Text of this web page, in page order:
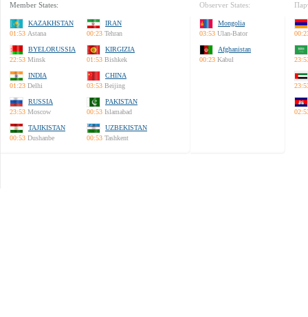
Member States:
KAZAKHSTAN
01:53 Astana
IRAN
00:23 Tehran
BYELORUSSIA
22:53 Minsk
KIRGIZIA
01:53 Bishkek
INDIA
01:23 Delhi
CHINA
03:53 Beijing
RUSSIA
23:53 Moscow
PAKISTAN
00:53 Islamabad
TAJIKISTAN
00:53 Dushanbe
UZBEKISTAN
00:53 Tashkent
Observer States:
Mongolia
03:53 Ulan-Bator
Afghanistan
00:23 Kabul